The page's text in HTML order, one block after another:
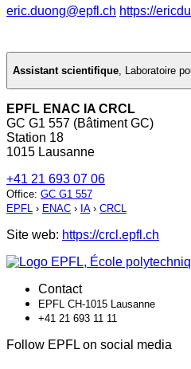
eric.duong@epfl.ch https://
Assistant scientifique, Laboratoire
EPFL ENAC IA CRCL
GC G1 557 (Bâtiment GC)
Station 18
1015 Lausanne
+41 21 693 07 06
Office: GC G1 557
EPFL › ENAC › IA› CRCL
Site web: https://crcl.epfl.ch
Contact
EPFL CH-1015 Lausanne
+41 21 693 11 11
Follow EPFL on social media